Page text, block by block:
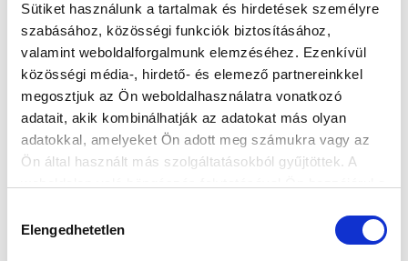
Sütiket használunk a tartalmak és hirdetések személyre
szabásához, közösségi funkciók biztosításához,
valamint weboldalforgalmunk elemzéséhez. Ezenkívül
közösségi média-, hirdető- és elemező partnereinkkel
megosztjuk az Ön weboldalhasználatra vonatkozó
adatait, akik kombinálhatják az adatokat más olyan
adatokkal, amelyeket Ön adott meg számukra vagy az
Ön által használt más szolgáltatásokból gyűjtöttek. A
kiválasztása
Elengedhetetlen